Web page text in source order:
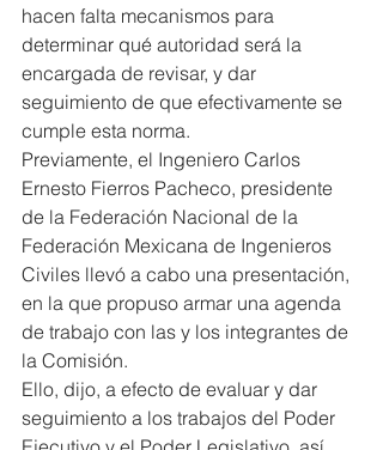
hacen falta mecanismos para
determinar qué autoridad será la
encargada de revisar, y dar
seguimiento de que efectivamente se
cumple esta norma.
Previamente, el Ingeniero Carlos
Ernesto Fierros Pacheco, presidente
de la Federación Nacional de la
Federación Mexicana de Ingenieros
Civiles llevó a cabo una presentación,
en la que propuso armar una agenda
de trabajo con las y los integrantes de
la Comisión.
Ello, dijo, a efecto de evaluar y dar
seguimiento a los trabajos del Poder